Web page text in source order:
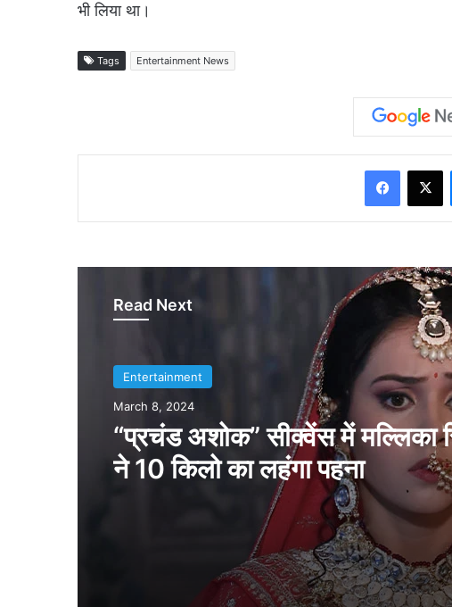
भी लिया था।
Tags Entertainment News
Read Next
Entertainment
March 7, 2024
परिणीति चोपड़ा की ढीली-ढाली शर्ट ने
प्रेग्नेंसी की खबरों को फैलाया